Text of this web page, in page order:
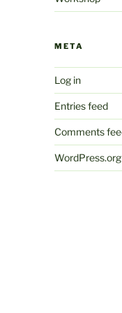
META
Log in
Entries feed
Comments
WordPress.org